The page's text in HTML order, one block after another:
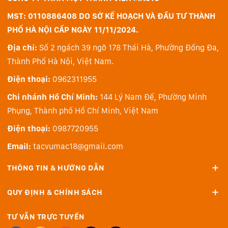
hồng ngoại để bạn có được hình ảnh tốt nhất trong các
cuộc gọi video, ngay cả trong điều kiện thiếu sáng. Tất
nhiên màn trập đóng camera là yếu tố không thể thiếu
để bảo mật hình ảnh của bạn. Về phần âm thanh, 2
micro 360 độ với chức năng khử tiếng ồn bằng AI, kết
mang đến trải nghiệm âm thanh tuyệt vời. Tất cả
những yếu tố trên giúp việc hội họp qua video của bạn
trở nên vô cùng thoải mái với chất lượng đáng kinh
ngạc.
Trải nghiệm khác biệt từ bàn phím huyền
Một trong những tính năng mà người dùng yêu thích
MST: 0110886408 DO SỞ KẾ HOẠCH VÀ ĐẦU TƯ THÀNH
PHỐ HÀ NỘI CẤP NGÀY 11/11/2024.
Địa chỉ: Số 2 ngách 39 ngõ 178 Thái Hà, Phường Đống Đa,
Thành Phố Hà Nội, Việt Nam.
Điện thoại: 0962311955
Chi nhánh Hồ Chí Minh: 144 Lý Nam Đế, Phường Minh
Phụng, Thành phố Hồ Chí Minh, Việt Nam
Điện thoại: 0987720955
Email: tacvumac18@gmail.com
THÔNG TIN & HƯỚNG DẪN
QUY ĐỊNH & CHÍNH SÁCH
TƯ VẪN TRỰC TUYẾN